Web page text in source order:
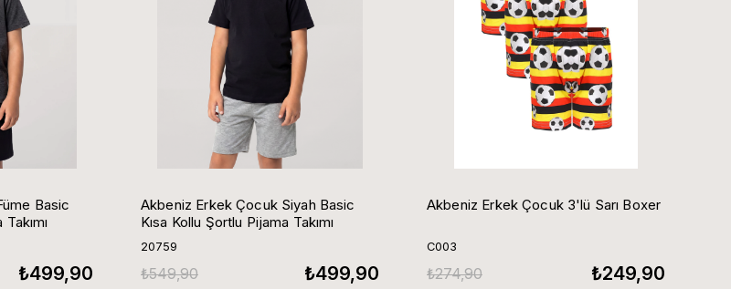
Basic
₺499,90
Akbeniz Erkek Çocuk Siyah Basic
Kısa Kollu Şortlu Pijama Takımı
20759
₺499,90
₺549,90
Akbeniz Erkek Çocuk 3'lü Sarı Boxer
C003
₺249,90
₺274,90